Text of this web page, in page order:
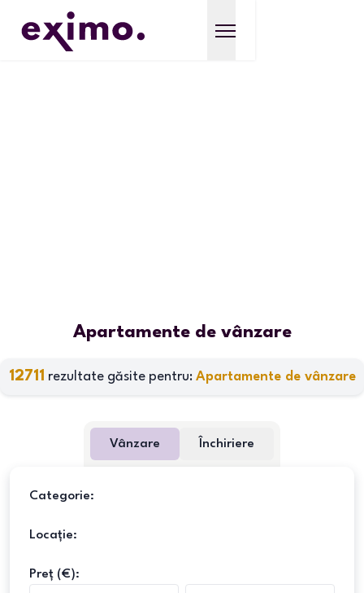
Apartamente de vânzare
12711 rezultate găsite pentru: Apartamente de vânzare
Vânzare Închiriere
Categorie:
Locație:
Preț (€):